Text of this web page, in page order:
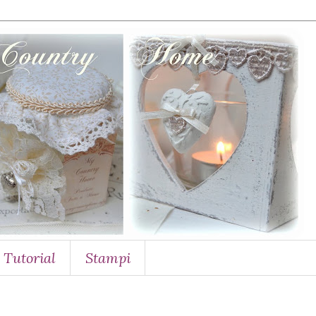
Tutorial Stampi